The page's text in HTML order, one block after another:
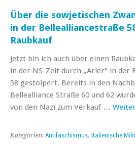
Über die sowjetischen
in der Bellealliancestraße
Raubkauf
Jetzt bin ich auch über einen
in der NS-Zeit durch „Arier“ in der
58 gestolpert. Bereits in den
Bellealliance Straße 60 und 62
von den Nazi zum Verkauf …
Kategorien: Antifaschismus, Italienische